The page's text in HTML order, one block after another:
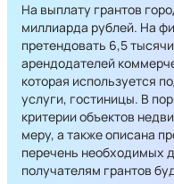
На выплату грантов
миллиарда рублей. На
претендовать 6,5
арендодателей
которая используется
услуги, гостиницы. В
критерии объектов
меру, а также описана
перечень необходимых
получателям грантов